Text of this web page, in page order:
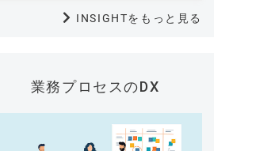
INSIGHTをもっと見る
業務プロセスのDX